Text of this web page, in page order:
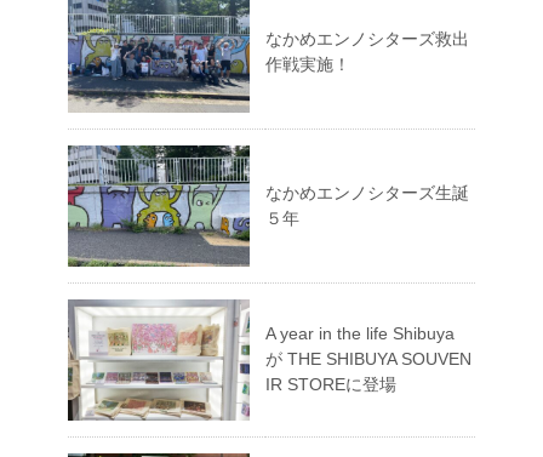
なかめエンノシターズ救出
作戦実施！
なかめエンノシターズ生誕
５年
A year in the life Shibuya
が THE SHIBUYA SOUVEN
IR STOREに登場